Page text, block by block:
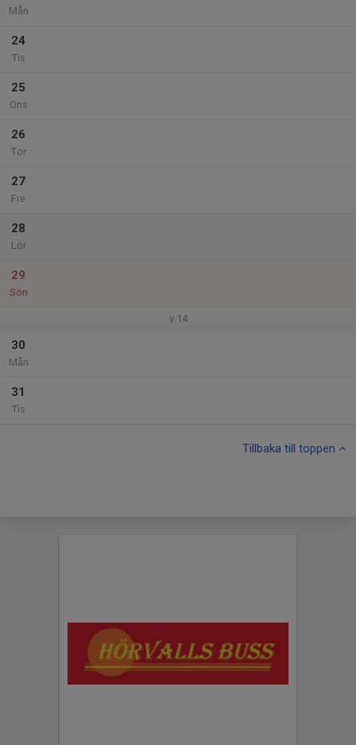
Mån
24
Tis
25
Ons
26
Tor
27
Fre
28
Lör
29
Sön
v.14
30
Mån
31
Tis
Tillbaka till toppen